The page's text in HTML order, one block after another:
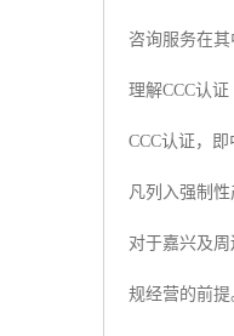
咨询服务在其
理解CCC认证
CCC认证，
凡列入强制
对于嘉兴及
规经营的前提